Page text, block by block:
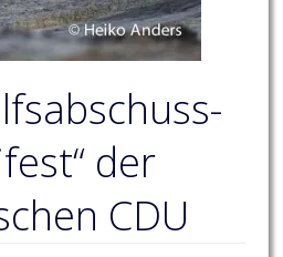
der
CDU